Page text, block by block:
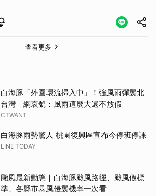
查看更多
白海豚「外圍環流掃入中」！強風雨彈襲北
台灣 網哀號：風雨這麼大還不放假
CTWANT
白海豚雨勢驚人 桃園復興區宣布今停班停課
LINE TODAY
颱風最新動態｜白海豚颱風路徑、颱風假標
準、各縣市暴風侵襲機率一次看